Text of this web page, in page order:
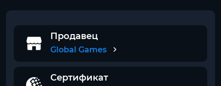
Продавец
Global Games
Сертификат